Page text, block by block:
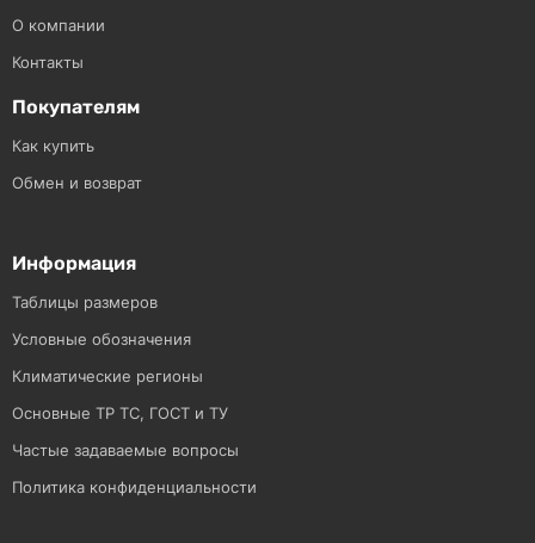
О компании
Контакты
Покупателям
Как купить
Обмен и возврат
Информация
Таблицы размеров
Условные обозначения
Климатические регионы
Основные ТР ТС, ГОСТ и ТУ
Частые задаваемые вопросы
Политика конфиденциальности